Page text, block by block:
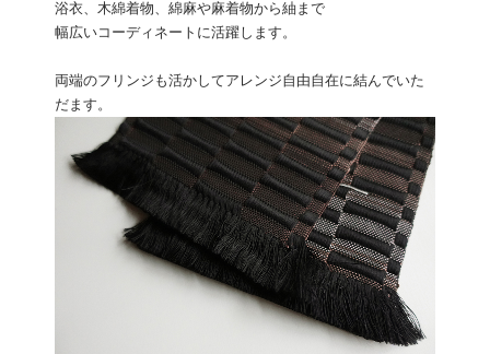
浴衣、木綿着物、綿麻や麻着物から紬まで
幅広いコーディネートに活躍します。
両端のフリンジも活かしてアレンジ自由自在に結んでいた
だます。